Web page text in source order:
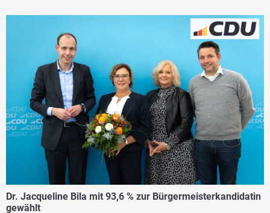
Dr. Jacqueline Bila mit 93,6 % zur Bürgermeisterkandidatin
gewählt